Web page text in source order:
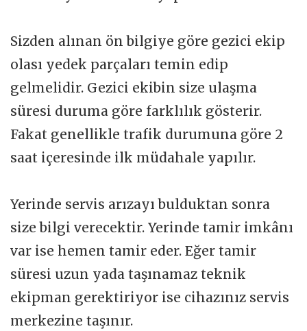
Sizden alınan ön bilgiye göre gezici ekip
olası yedek parçaları temin edip
gelmelidir. Gezici ekibin size ulaşma
süresi duruma göre farklılık gösterir.
Fakat genellikle trafik durumuna göre 2
saat içeresinde ilk müdahale yapılır.
Yerinde servis arızayı bulduktan sonra
size bilgi verecektir. Yerinde tamir imkânı
var ise hemen tamir eder. Eğer tamir
süresi uzun yada taşınamaz teknik
ekipman gerektiriyor ise cihazınız servis
merkezine taşınır.